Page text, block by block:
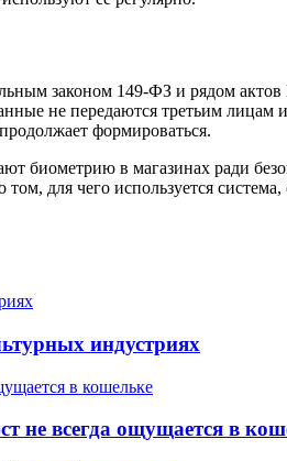
законом 149-ФЗ и рядом
не передаются третьим
формироваться.
биометрию в магазинах ради
для чего используется
индустриях
не всегда ощущается в